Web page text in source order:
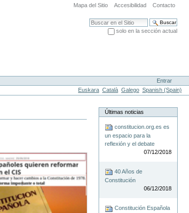
Mapa del Sitio Accesibilidad Contacto
Buscar
solo en la sección actual
Entrar
Euskara Català Galego Spanish (Spain)
Últimas noticias
constitucion.org.es es
un espacio para la
reflexión y el debate
07/12/2018
40 Años de
Constitución
06/12/2018
Constitución Española